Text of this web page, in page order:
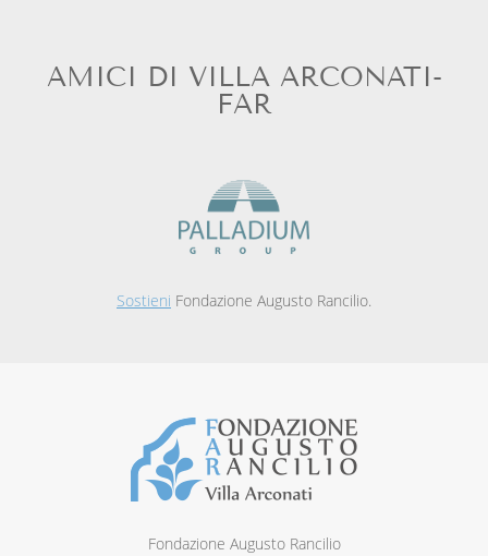
AMICI DI VILLA ARCONATI-
FAR
Sostieni Fondazione Augusto Rancilio.
Fondazione Augusto Rancilio